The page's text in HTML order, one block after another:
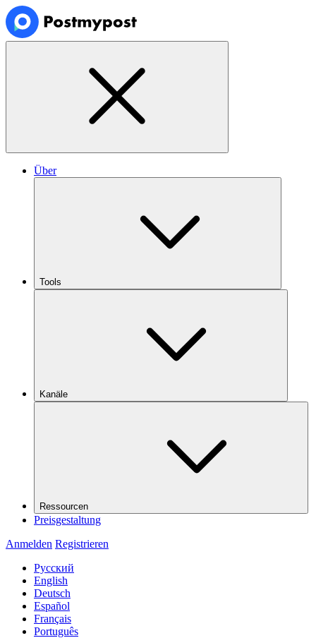
Über
Tools
Kanäle
Ressourcen
Preisgestaltung
Anmelden Registrieren
Русский
English
Deutsch
Español
Français
Português